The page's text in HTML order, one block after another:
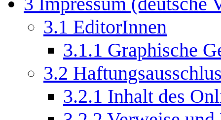
3.1 EditorInnen
3.1.1 Graphische
3.2
3.2.1 Inhalt des